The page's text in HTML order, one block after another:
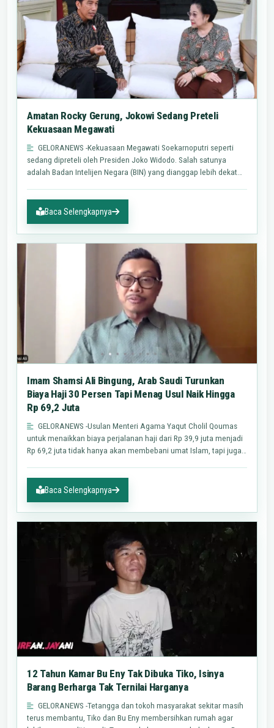
Amatan Rocky Gerung, Jokowi Sedang Preteli
Kekuasaan Megawati
GELORANEWS -Kekuasaan Megawati Soekarnoputri seperti
sedang dipreteli oleh Presiden Joko Widodo. Salah satunya
adalah Badan Intelijen Negara (BIN) yang dianggap lebih dekat
Baca Selengkapnya
Imam Shamsi Ali Bingung, Arab Saudi Turunkan
Biaya Haji 30 Persen Tapi Menag Usul Naik Hingga
Rp 69,2 Juta
GELORANEWS -Usulan Menteri Agama Yaqut Cholil Qoumas
untuk menaikkan biaya perjalanan haji dari Rp 39,9 juta menjadi
Rp 69,2 juta tidak hanya akan membebani umat Islam, tapi juga…
Baca Selengkapnya
12 Tahun Kamar Bu Eny Tak Dibuka Tiko, Isinya
Barang Berharga Tak Ternilai Harganya
GELORANEWS -Tetangga dan tokoh masyarakat sekitar masih
terus membantu, Tiko dan Bu Eny membersihkan rumah agar